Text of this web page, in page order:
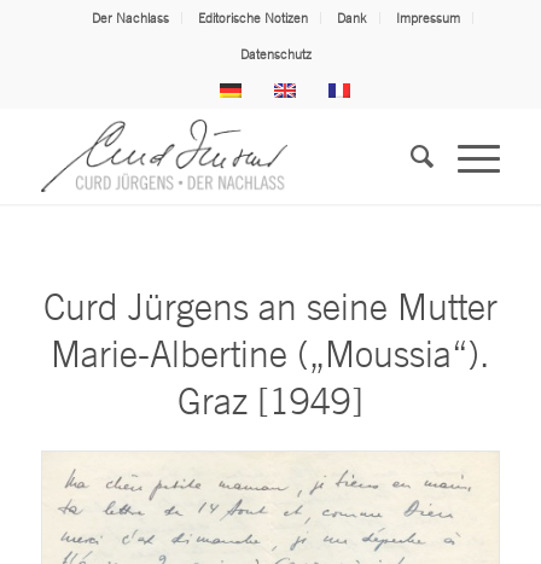
Der Nachlass Editorische Notizen Dank Impressum
Datenschutz
Curd Jürgens an seine Mutter
Marie-Albertine („Moussia“).
Graz [1949]